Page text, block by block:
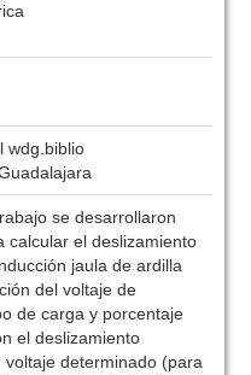
wdg.biblio
se desarrollaron
calcular el deslizamiento
jaula de ardilla
del voltaje de
de carga y porcentaje
el deslizamiento
voltaje determinado (para